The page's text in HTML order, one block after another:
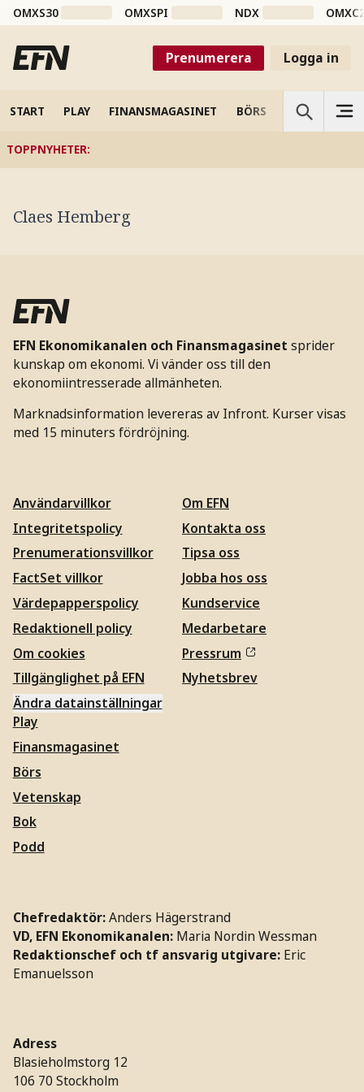
OMXS30 OMXSPI NDX
Prenumerera Logga in
START PLAY FINANSMAGASINET BÖRS VETENSKAP
TOPPNYHETER:
Claes Hemberg
EFN Ekonomikanalen och Finansmagasinet sprider
kunskap om ekonomi. Vi vänder oss till den
ekonomiintresserade allmänheten.
Marknadsinformation levereras av Infront. Kurser visas
med 15 minuters fördröjning.
Användarvillkor
Integritetspolicy
Prenumerationsvillkor
FactSet villkor
Värdepapperspolicy
Redaktionell policy
Om cookies
Tillgänglighet på EFN
Ändra datainställningar
Om EFN
Kontakta oss
Tipsa oss
Jobba hos oss
Kundservice
Medarbetare
Pressrum
Nyhetsbrev
Play
Finansmagasinet
Börs
Vetenskap
Bok
Podd
Chefredaktör:Anders Hägerstrand
VD, EFN Ekonomikanalen: Maria Nordin Wessman
Redaktionschef och tf ansvarig utgivare: Eric
Emanuelsson
Adress
Blasieholmstorg 12
106 70 Stockholm